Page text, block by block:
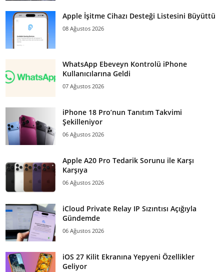
Apple İşitme Cihazı Desteği Listesini Büyüttü
08 Ağustos 2026
WhatsApp Ebeveyn Kontrolü iPhone
Kullanıcılarına Geldi
07 Ağustos 2026
iPhone 18 Pro’nun Tanıtım Takvimi
Şekilleniyor
06 Ağustos 2026
Apple A20 Pro Tedarik Sorunu ile Karşı
Karşıya
06 Ağustos 2026
iCloud Private Relay IP Sızıntısı Açığıyla
Gündemde
06 Ağustos 2026
iOS 27 Kilit Ekranına Yepyeni Özellikler
Geliyor